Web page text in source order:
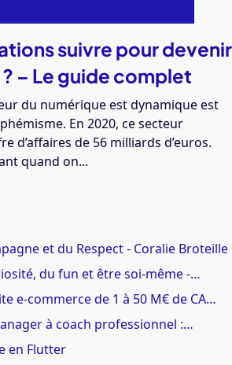
suivre pour devenir
– Le guide complet
du numérique est dynamique est
En 2020, ce secteur
d’affaires de 56 milliards d’euros.
quand on...
et du Respect - Coralie Broteille
du fun et être soi-même -…
e-commerce de 1 à 50 M€ de CA…
à coach professionnel :…
en Flutter